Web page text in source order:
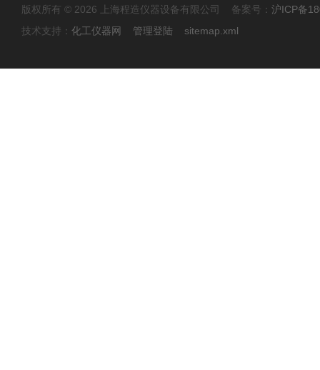
版权所有 © 2026 上海程造仪器设备有限公司 备案号： 沪ICP备
技术支持： 化工仪器网 管理登陆 sitemap.xml